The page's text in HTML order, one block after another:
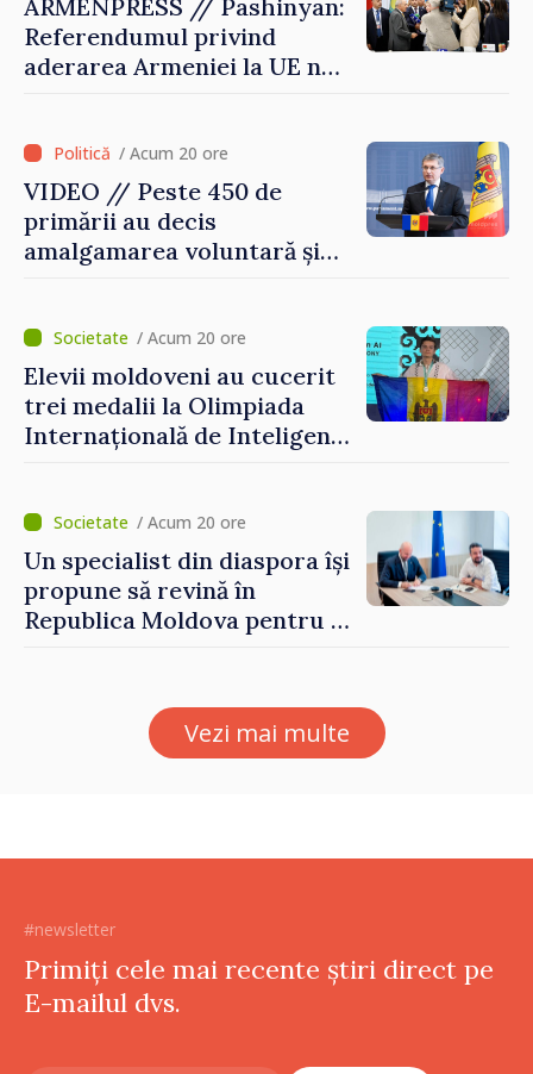
ARMENPRESS // Pashinyan:
Referendumul privind
aderarea Armeniei la UE nu
/ Acum 20 ore
VIDEO // Peste 450 de
primării au decis
amalgamarea voluntară și
Grosu: „Este important să
depășim blocajele și să dăm o
șansă localităților să se
dezvolte”
/ Acum 20 ore
Elevii moldoveni au cucerit
trei medalii la Olimpiada
Internațională de Inteligență
/ Acum 20 ore
Un specialist din diaspora își
propune să revină în
Republica Moldova pentru a
Vezi mai multe
#newsletter
Primiți cele mai recente știri direct pe
E-mailul dvs.